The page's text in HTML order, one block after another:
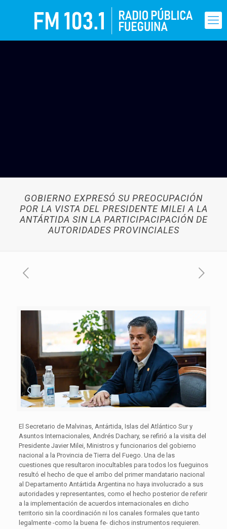
GOBIERNO EXPRESÓ SU PREOCUPACIÓN
POR LA VISTA DEL PRESIDENTE MILEI A LA
ANTÁRTIDA SIN LA PARTICIPACIPACIÓN DE
AUTORIDADES PROVINCIALES
El Secretario de Malvinas, Antártida, Islas del Atlántico Sur y
Asuntos Internacionales, Andrés Dachary, se refirió a la visita del
Presidente Javier Milei, Ministros y funcionarios del gobierno
nacional a la Provincia de Tierra del Fuego. Una de las
cuestiones que resultaron inocultables para todos los fueguinos
resultó el hecho de que el arribo del primer mandatario nacional
al Departamento Antártida Argentina no haya involucrado a sus
autoridades y representantes, como el hecho posterior de referir
a la implementación de acuerdos internacionales en dicho
territorio sin la coordinación ni los canales formales que tanto
legalmente -como la buena fe- dichos instrumentos requieren.